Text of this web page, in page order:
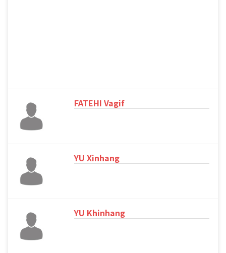
FATEHI Vagif
YU Xinhang
YU Khinhang